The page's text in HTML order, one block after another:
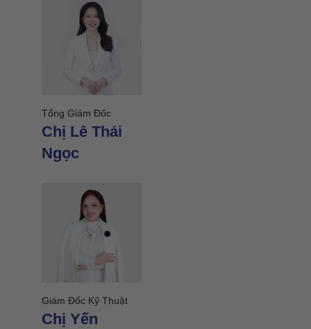
Tổng Giám Đốc
Chị Lê Thái
Ngọc
Giám Đốc Kỹ Thuật
Chị Yến